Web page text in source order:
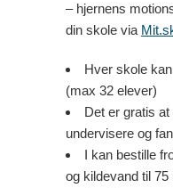
– hjernens
din skole via
Hver skole
(max 32 elever)
Det er gratis
undervisere og
I kan bestille
og kildevand til